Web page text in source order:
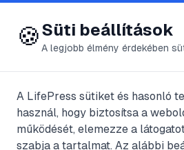
😍 LifePress
📁Felsőfokú
3cikk található ebben a
🍪Süti beállítások
A legjobb élmény érdekében
A LifePress sütiket és hasonló
használ, hogy biztosítsa a
működését, elemezze a
szabja a tartalmat. Az alábbi